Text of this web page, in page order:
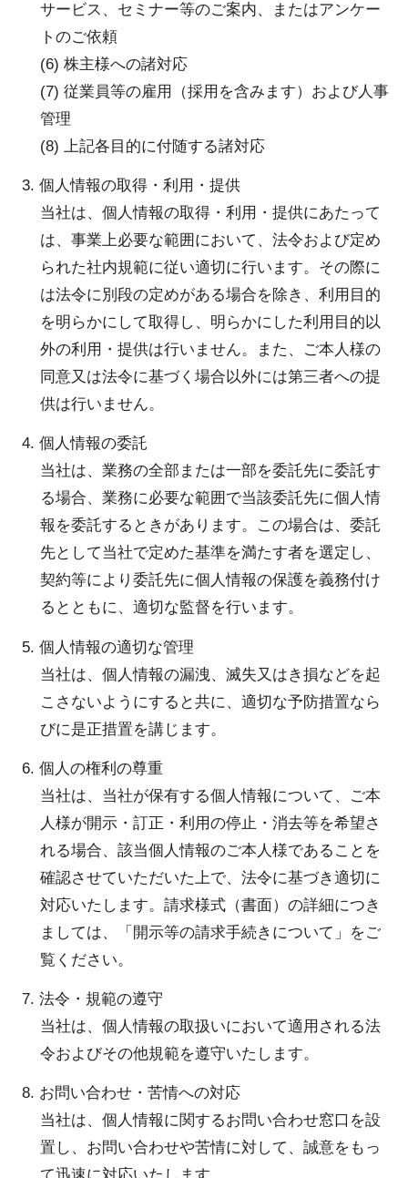
サービス、セミナー等のご案内、またはアンケー
トのご依頼
(6) 株主様への諸対応
(7) 従業員等の雇用（採用を含みます）および人事
管理
(8) 上記各目的に付随する諸対応
3. 個人情報の取得・利用・提供
当社は、個人情報の取得・利用・提供にあたって
は、事業上必要な範囲において、法令および定め
られた社内規範に従い適切に行います。その際に
は法令に別段の定めがある場合を除き、利用目的
を明らかにして取得し、明らかにした利用目的以
外の利用・提供は行いません。また、ご本人様の
同意又は法令に基づく場合以外には第三者への提
供は行いません。
4. 個人情報の委託
当社は、業務の全部または一部を委託先に委託す
る場合、業務に必要な範囲で当該委託先に個人情
報を委託するときがあります。この場合は、委託
先として当社で定めた基準を満たす者を選定し、
契約等により委託先に個人情報の保護を義務付け
るとともに、適切な監督を行います。
5. 個人情報の適切な管理
当社は、個人情報の漏洩、滅失又はき損などを起
こさないようにすると共に、適切な予防措置なら
びに是正措置を講じます。
6. 個人の権利の尊重
当社は、当社が保有する個人情報について、ご本
人様が開示・訂正・利用の停止・消去等を希望さ
れる場合、該当個人情報のご本人様であることを
確認させていただいた上で、法令に基づき適切に
対応いたします。請求様式（書面）の詳細につき
ましては、「開示等の請求手続きについて」をご
覧ください。
7. 法令・規範の遵守
当社は、個人情報の取扱いにおいて適用される法
令およびその他規範を遵守いたします。
8. お問い合わせ・苦情への対応
当社は、個人情報に関するお問い合わせ窓口を設
置し、お問い合わせや苦情に対して、誠意をもっ